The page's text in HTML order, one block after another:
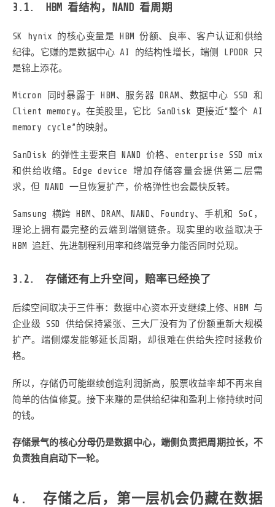
HBM 看结构，NAND 看周期
SK hynix 的核心变量是 HBM 份额、良率、客户认证和供给
纪律。它赚的是数据中心 AI 的结构性增长，端侧 LPDDR 只
是锦上添花。
Micron 同时暴露于 HBM、服务器 DRAM、数据中心 SSD 和
Client memory。在美股里，它比 SanDisk 更接近“整个 AI
memory cycle”的映射。
SanDisk 的弹性主要来自 NAND 价格、enterprise SSD mix
和供给收缩。Edge device 增加存储容量会提供第二层需
求，但 NAND 一旦恢复扩产，价格弹性也会最快反转。
Samsung 横跨 HBM、DRAM、NAND、Foundry、手机和 SoC，
理论上拥有最完整的云端到端侧链条。现实里的收益取决于
HBM 追赶、先进制程利用率和终端竞争力能否同时兑现。
存储还有上升空间，赔率已经换了
后续空间取决于三件事：数据中心资本开支继续上修、HBM 与
企业级 SSD 供给保持紧张、三大厂没有为了份额重新大规模
扩产。端侧爆发能够延长周期，却很难在供给失控时拯救价
格。
所以，存储仍可能继续创造利润新高，股票收益率却不再来自
简单的估值修复。接下来赚的是供给纪律和盈利上修持续时间
的钱。
存储景气的核心分母仍是数据中心，端侧负责把周期拉长，不
负责独自启动下一轮。
存储之后，第一层机会仍藏在数据